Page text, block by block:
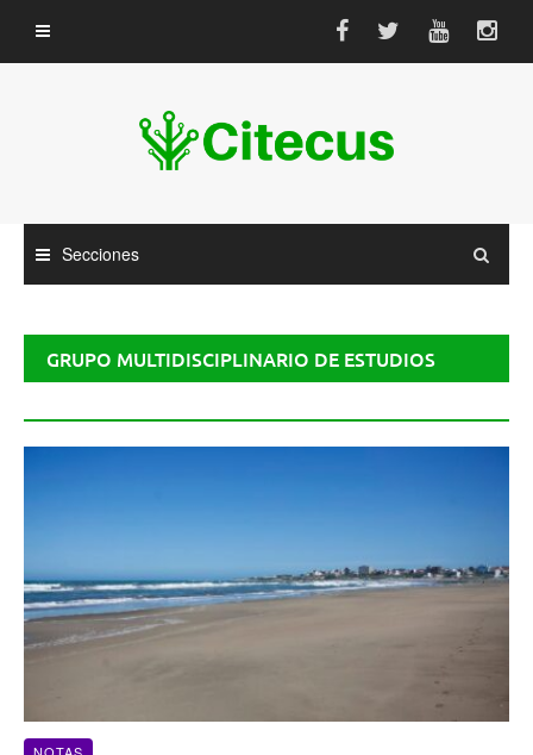
contenido
Secciones
GRUPO MULTIDISCIPLINARIO DE ESTUDIOS